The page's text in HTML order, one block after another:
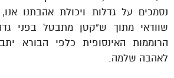
נסמכים על גדלות ויכולת אהבתנו
שוודאי מתוך ש”קטן מתבטל בפני
הרוממות האינסופית כלפי הבורא
לאהבה שלמה.